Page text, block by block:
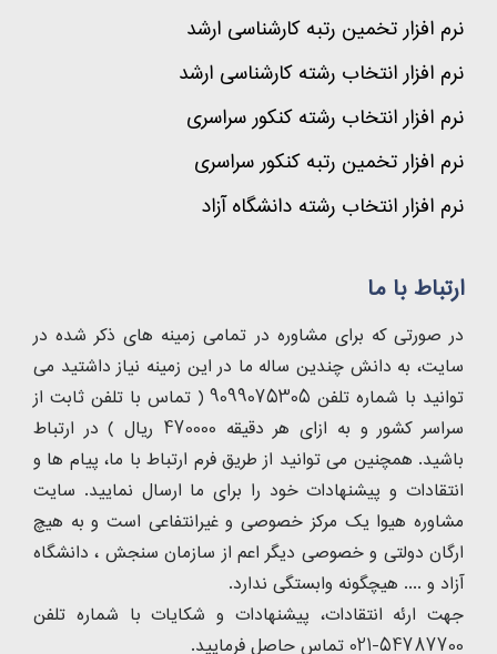
نرم افزار تخمین رتبه کارشناسی ارشد
نرم افزار انتخاب رشته کارشناسی ارشد
نرم افزار انتخاب رشته کنکور سراسری
نرم افزار تخمین رتبه کنکور سراسری
نرم افزار انتخاب رشته دانشگاه آزاد
ارتباط با ما
در صورتی که برای مشاوره در تمامی زمینه های ذکر شده در
سایت، به دانش چندین ساله ما در این زمینه نیاز داشتید می
توانید با شماره تلفن 9099075305 ( تماس با تلفن ثابت از
سراسر کشور و به ازای هر دقیقه 470000 ریال ) در ارتباط
باشید. همچنین می توانید از طریق فرم ارتباط با ما، پیام ها و
انتقادات و پیشنهادات خود را برای ما ارسال نمایید. سایت
مشاوره هیوا یک مرکز خصوصی و غیرانتفاعی است و به هیچ
ارگان دولتی و خصوصی دیگر اعم از سازمان سنجش ، دانشگاه
آزاد و .... هیچگونه وابستگی ندارد.
جهت ارئه انتقادات، پیشنهادات و شکایات با شماره تلفن
54787700-021 تماس حاصل فرمایید.